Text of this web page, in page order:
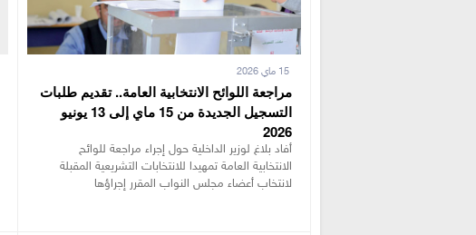
مراجعة اللوائح الانتخابية العامة.. تقديم طلبات
التسجيل الجديدة من 15 ماي إلى 13 يونيو
2026
أفاد بلاغ لوزير الداخلية حول إجراء مراجعة للوائح
الانتخابية العامة تمهيدا للانتخابات التشريعية المقبلة
لانتخاب أعضاء مجلس النواب المقرر إجراؤها